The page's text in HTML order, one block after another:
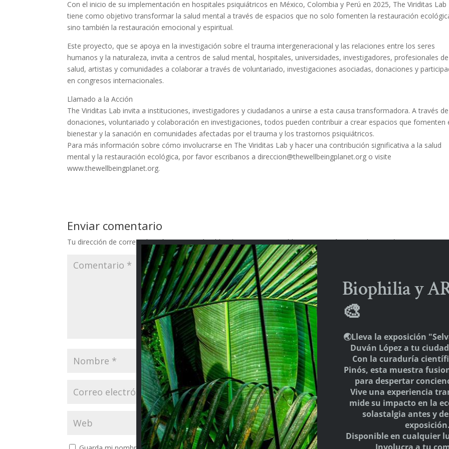
Con el inicio de su implementación en hospitales psiquiátricos en México, Colombia y Perú en 2025, The Viriditas Lab
tiene como objetivo transformar la salud mental a través de espacios que no solo fomenten la restauración
sino también la restauración emocional y espiritual.
Este proyecto, que se apoya en la investigación sobre el trauma intergeneracional y las relaciones entre los seres
humanos y la naturaleza, invita a centros de salud mental, hospitales, universidades, investigadores, profesionales
salud, artistas y comunidades a colaborar a través de voluntariado, investigaciones asociadas, donaciones y
en congresos internacionales.
Llamado a la Acción
The Viriditas Lab invita a instituciones, investigadores y ciudadanos a unirse a esta causa transformadora. A través de
donaciones, voluntariado y colaboración en investigaciones, todos pueden contribuir a crear espacios que fomenten
bienestar y la sanación en comunidades afectadas por el trauma y los trastornos psiquiátricos.
Para más información sobre cómo involucrarse en The Viriditas Lab y hacer una contribución significativa a la salud
mental y la restauración ecológica, por favor escribanos a direccion@thewellbeingplanet.org o visite
www.thewellbeingplanet.org.
Enviar comentario
Tu dirección de correo electrónico no será publicada. Los campos obligatorios están marcados con*
Biophilia y
🎨
🌏Lleva la exposición
Duván López a tu
Con la curaduría
Pinós, esta muestra
para despertar
Vive una experiencia
mide su impacto en la
solastalgia antes y
exposición.
Disponible en cualquier